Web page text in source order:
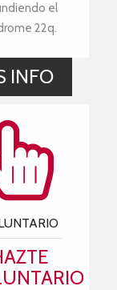
el
22q.
INFO